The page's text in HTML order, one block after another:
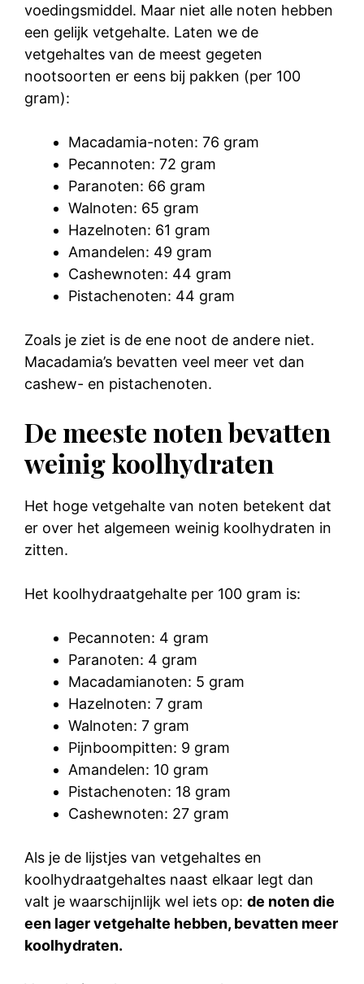
voedingsmiddel. Maar niet alle noten hebben
een gelijk vetgehalte. Laten we de
vetgehaltes van de meest gegeten
nootsoorten er eens bij pakken (per 100
gram):
Macadamia-noten: 76 gram
Pecannoten: 72 gram
Paranoten: 66 gram
Walnoten: 65 gram
Hazelnoten: 61 gram
Amandelen: 49 gram
Cashewnoten: 44 gram
Pistachenoten: 44 gram
Zoals je ziet is de ene noot de andere niet.
Macadamia’s bevatten veel meer vet dan
cashew- en pistachenoten.
De meeste noten bevatten
weinig koolhydraten
Het hoge vetgehalte van noten betekent dat
er over het algemeen weinig koolhydraten in
zitten.
Het koolhydraatgehalte per 100 gram is:
Pecannoten: 4 gram
Paranoten: 4 gram
Macadamianoten: 5 gram
Hazelnoten: 7 gram
Walnoten: 7 gram
Pijnboompitten: 9 gram
Amandelen: 10 gram
Pistachenoten: 18 gram
Cashewnoten: 27 gram
Als je de lijstjes van vetgehaltes en
koolhydraatgehaltes naast elkaar legt dan
valt je waarschijnlijk wel iets op: de noten die
een lager vetgehalte hebben, bevatten meer
koolhydraten.